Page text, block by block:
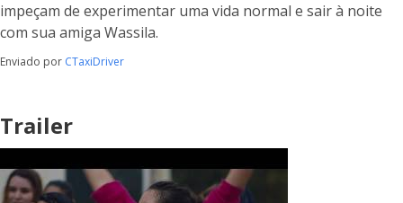
impeçam de experimentar uma vida normal e sair à noite
com sua amiga Wassila.
Enviado por CTaxiDriver
Trailer